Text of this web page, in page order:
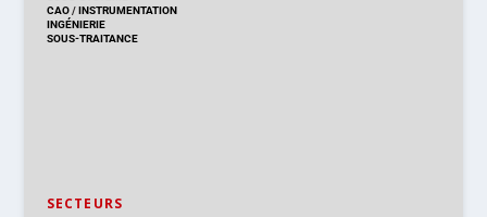
CAO/INSTRUMENTATION
INGÉNIERIE
SOUS-TRAITANCE
SECTEURS